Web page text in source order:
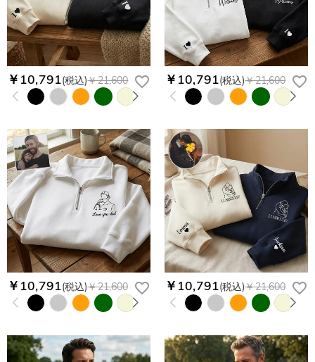
￥10,791(税込)￥21,600 ￥10,791(税込)￥21,600
￥10,791(税込)￥21,600 ￥10,791(税込)￥21,600